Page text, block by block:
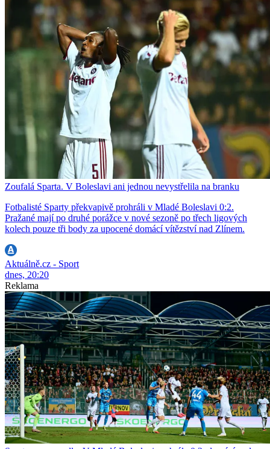
Zoufalá Sparta. V Boleslavi ani jednou nevystřelila na branku
Fotbalisté Sparty překvapivě prohráli v Mladé Boleslavi 0:2.
Pražané mají po druhé porážce v nové sezoně po třech ligových
kolech pouze tři body za upocené domácí vítězství nad Zlínem.
Aktuálně.cz - Sport
dnes, 20:20
Reklama